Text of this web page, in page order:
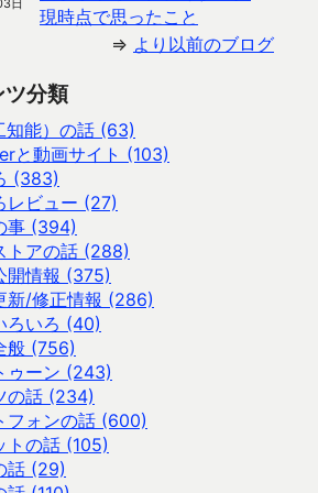
日
現時点で思ったこと
⇒ より以前のブログ
ツ分類
知能）の話 (63)
と動画サイト (103)
(383)
レビュー (27)
事 (394)
トアの話 (288)
開情報 (375)
新/修正情報 (286)
ろいろ (40)
般 (756)
ゥーン (243)
の話 (234)
フォンの話 (600)
トの話 (105)
話 (29)